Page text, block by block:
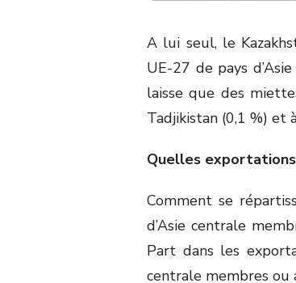
A lui seul, le
UE-27 de pays
laisse que des
Tadjikistan (0,1 %) et
Quelles
Comment se
d’Asie centrale
Part dans les
centrale membres ou